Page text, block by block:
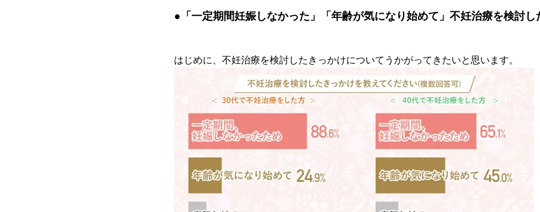
●「一定期間妊娠しなかった」「年齢が気になり始めて」不妊治療を検討し
はじめに、不妊治療を検討したきっかけについてうかがってきたいと思います。